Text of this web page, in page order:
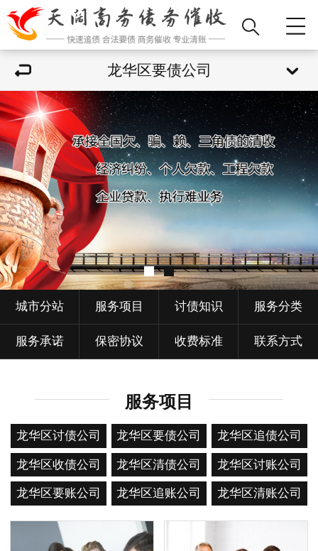
龙华区要债公司
城市分站 服务项目 讨债知识 服务分类
服务承诺 保密协议 收费标准 联系方式
服务项目
龙华区讨债公司 龙华区要债公司 龙华区追债公司
龙华区收债公司 龙华区清债公司 龙华区讨账公司
龙华区要账公司 龙华区追账公司 龙华区清账公司